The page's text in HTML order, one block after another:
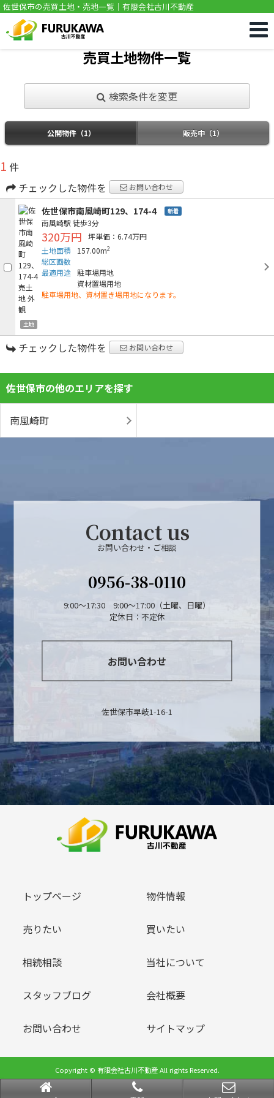
佐世保市の売買土地・売地一覧｜有限会社古川不動産
売買土地物件一覧
検索条件を変更
公開物件（1） 販売中（1）
1 件
チェックした物件を
お問い合わせ
土地
佐世保市南風崎町129、174-4 新着
南風崎駅 徒歩3分
320万円
坪単価：6.74万円
土地面積
157.00m2
総区画数
最適用途 駐車場用地
資材置場用地
駐車場用地、資材置き場用地になります。
チェックした物件を お問い合わせ
佐世保市の他のエリアを探す
南風崎町
Contact us
お問い合わせ・ご相談
0956-38-0110
9:00～17:30 9:00～17:00（土曜、日曜）
定休日：不定休
お問い合わせ
佐世保市早岐1-16-1
トップページ 物件情報
売りたい 買いたい
相続相談 当社について
スタッフブログ 会社概要
お問い合わせ サイトマップ
Copyright © 有限会社古川不動産 All rights Reserved.
powered by 不動産クラウドオフィス